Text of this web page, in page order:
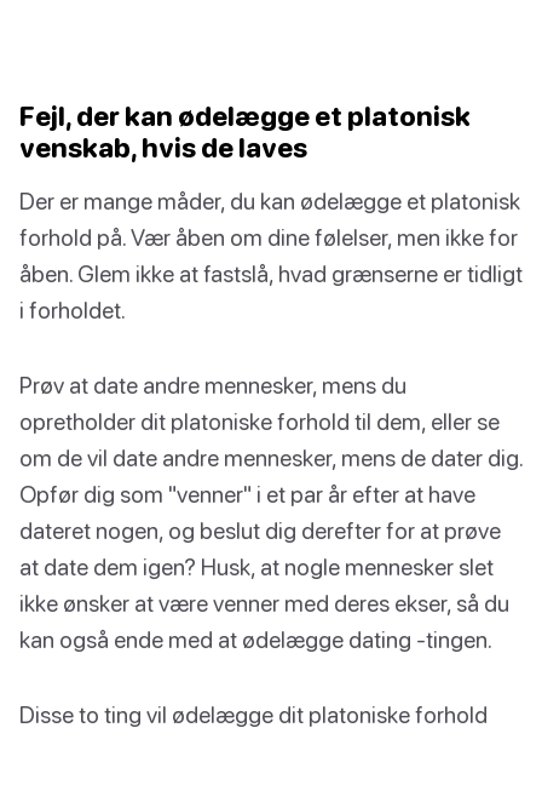
Fejl, der kan ødelægge et platonisk
venskab, hvis de laves
Der er mange måder, du kan ødelægge et platonisk
forhold på. Vær åben om dine følelser, men ikke for
åben. Glem ikke at fastslå, hvad grænserne er tidligt
i forholdet.
Prøv at date andre mennesker, mens du
opretholder dit platoniske forhold til dem, eller se
om de vil date andre mennesker, mens de dater dig.
Opfør dig som "venner" i et par år efter at have
dateret nogen, og beslut dig derefter for at prøve
at date dem igen? Husk, at nogle mennesker slet
ikke ønsker at være venner med deres ekser, så du
kan også ende med at ødelægge dating -tingen.
Disse to ting vil ødelægge dit platoniske forhold